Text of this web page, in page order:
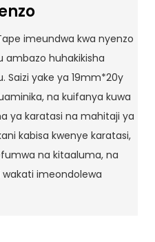
imeundwa kwa nyenzo
ambazo huhakikisha
Saizi yake ya 19mm*20y
na kuifanya kuwa
ya karatasi na mahitaji ya
kabisa kwenye karatasi,
na kitaaluma, na
imeondolewa